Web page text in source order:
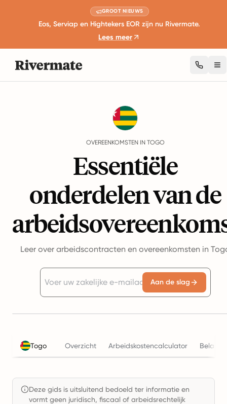
GROOT NIEUWS
Eos, Serviap en Hightekers EOR zijn nu Rivermate.
Lees meer
OVEREENKOMSTEN IN TOGO
Essentiële
onderdelen van de
Leer over arbeidscontracten en overeenkomsten in
Aan de slag
Togo Overzicht Arbeidskostencalculator
Deze gids is uitsluitend bedoeld ter informatie en
vormt geen juridisch, fiscaal of arbeidsrechtelijk